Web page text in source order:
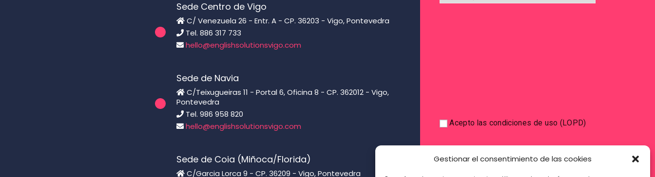
Gestionar el consentimiento de las cookies
Sede Centro de Vigo
C/ Venezuela 26 - Entr. A - CP. 36203 - Vigo, Pontevedra
Tel. 886 317 733
hello@englishsolutionsvigo.com
Sede de Navia
C/Teixugueiras 11 - Portal 6, Oficina 8 - CP. 362012 - Vigo,
Pontevedra
Tel. 986 958 820
hello@englishsolutionsvigo.com
Sede de Coia (Miñoca/Florida)
C/Garcia Lorca 9 - CP. 36209 - Vigo, Pontevedra
Acepto las condiciones de uso (LOPD)